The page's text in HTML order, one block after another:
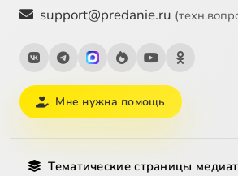
27 Иоанн Кронштадский, святой
28 Иоанн Кронштадтский (c)
29
support@predanie.ru
Мне нужна помощь
Тематические страницы